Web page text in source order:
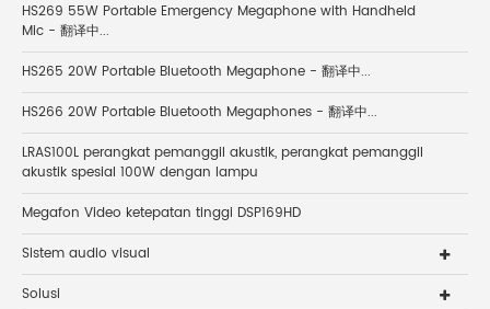
HS269 55W Portable Emergency Megaphone with Handheld
Mic - 翻译中...
HS265 20W Portable Bluetooth Megaphone - 翻译中...
HS266 20W Portable Bluetooth Megaphones - 翻译中...
LRAS100L perangkat pemanggil akustik, perangkat pemanggil
akustik spesial 100W dengan lampu
Megafon Video ketepatan tinggi DSP169HD
Sistem audio visual
Solusi